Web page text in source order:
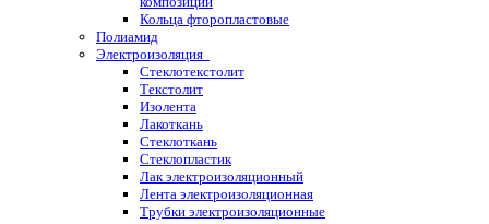
Кольца фторопластовые
Полиамид
Электроизоляция
Стеклотекстолит
Текстолит
Изолента
Лакоткань
Стеклоткань
Стеклопластик
Лак электроизоляционный
Лента электроизоляционная
Трубки электроизоляционные